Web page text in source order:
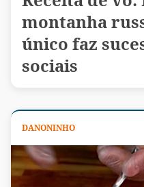
montanha
único faz
sociais
DANONINHO